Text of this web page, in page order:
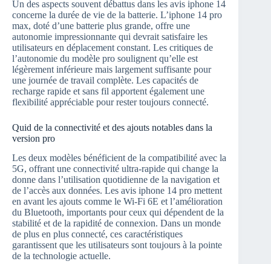
Un des aspects souvent débattus dans les avis iphone 14
concerne la durée de vie de la batterie. L’iphone 14 pro
max, doté d’une batterie plus grande, offre une
autonomie impressionnante qui devrait satisfaire les
utilisateurs en déplacement constant. Les critiques de
l’autonomie du modèle pro soulignent qu’elle est
légèrement inférieure mais largement suffisante pour
une journée de travail complète. Les capacités de
recharge rapide et sans fil apportent également une
flexibilité appréciable pour rester toujours connecté.
Quid de la connectivité et des ajouts notables dans la
version pro
Les deux modèles bénéficient de la compatibilité avec la
5G, offrant une connectivité ultra-rapide qui change la
donne dans l’utilisation quotidienne de la navigation et
de l’accès aux données. Les avis iphone 14 pro mettent
en avant les ajouts comme le Wi-Fi 6E et l’amélioration
du Bluetooth, importants pour ceux qui dépendent de la
stabilité et de la rapidité de connexion. Dans un monde
de plus en plus connecté, ces caractéristiques
garantissent que les utilisateurs sont toujours à la pointe
de la technologie actuelle.